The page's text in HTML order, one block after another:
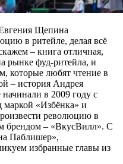
Щепина
в ритейле, делая всё
– книга отличная,
рынке фуд-ритейла, и
которые любят чтение в
– история Андрея
в 2009 году с
«Избёнка» и
революцию в
брендом – «ВкусВилл». С
Паблишер»,
избранные главы из